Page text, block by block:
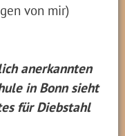
von mir)
anerkannten
in Bonn sieht
für Diebstahl